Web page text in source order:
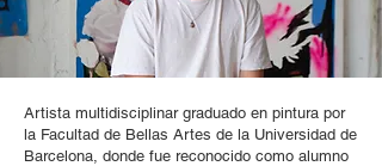
Artista multidisciplinar graduado en pintura por
la Facultad de Bellas Artes de la Universidad de
Barcelona, donde fue reconocido como alumno